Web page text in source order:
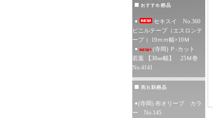
セキスイ No.360
ビニルテープ（エスロンテ
ープ ）19ｍｍ幅×10Ｍ
(寺岡) Ｐ-カット
若葉 【38㎜幅】 25Ｍ巻
No.4141
(寺岡) 布オリーブ カラ
ー No.145